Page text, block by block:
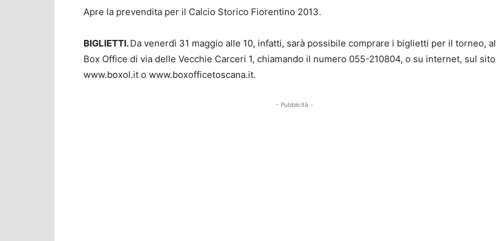
Apre la prevendita per il Calcio Storico Fiorentino 2013.
BIGLIETTI.Da venerdì 31 maggio alle 10, infatti, sarà possibile comprare i biglietti per il torneo, al
Box Office di via delle Vecchie Carceri 1, chiamando il numero 055-210804, o su internet, sul sito
www.boxol.it o www.boxofficetoscana.it.
- Pubblicità -